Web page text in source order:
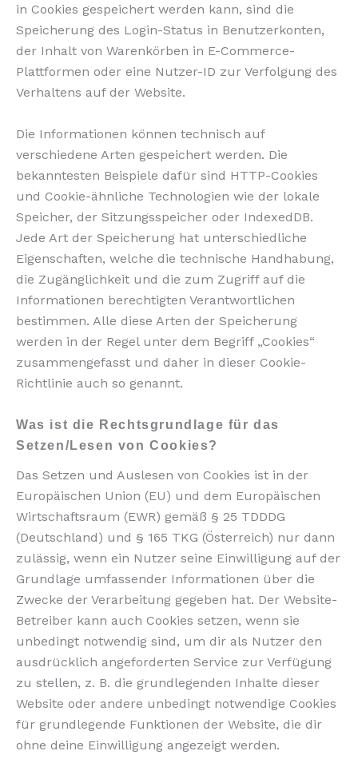
in Cookies gespeichert werden kann, sind die
Speicherung des Login-Status in Benutzerkonten,
der Inhalt von Warenkörben in E-Commerce-
Plattformen oder eine Nutzer-ID zur Verfolgung des
Verhaltens auf der Website.
Die Informationen können technisch auf
verschiedene Arten gespeichert werden. Die
bekanntesten Beispiele dafür sind HTTP-Cookies
und Cookie-ähnliche Technologien wie der lokale
Speicher, der Sitzungsspeicher oder IndexedDB.
Jede Art der Speicherung hat unterschiedliche
Eigenschaften, welche die technische Handhabung,
die Zugänglichkeit und die zum Zugriff auf die
Informationen berechtigten Verantwortlichen
bestimmen. Alle diese Arten der Speicherung
werden in der Regel unter dem Begriff „Cookies“
zusammengefasst und daher in dieser Cookie-
Richtlinie auch so genannt.
Was ist die Rechtsgrundlage für das
Setzen/Lesen von Cookies?
Das Setzen und Auslesen von Cookies ist in der
Europäischen Union (EU) und dem Europäischen
Wirtschaftsraum (EWR) gemäß § 25 TDDDG
(Deutschland) und § 165 TKG (Österreich) nur dann
zulässig, wenn ein Nutzer seine Einwilligung auf der
Grundlage umfassender Informationen über die
Zwecke der Verarbeitung gegeben hat. Der Website-
Betreiber kann auch Cookies setzen, wenn sie
unbedingt notwendig sind, um dir als Nutzer den
ausdrücklich angeforderten Service zur Verfügung
zu stellen, z. B. die grundlegenden Inhalte dieser
Website oder andere unbedingt notwendige Cookies
für grundlegende Funktionen der Website, die dir
ohne deine Einwilligung angezeigt werden.